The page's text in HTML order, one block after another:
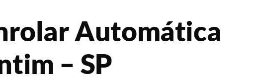
Automática
– SP